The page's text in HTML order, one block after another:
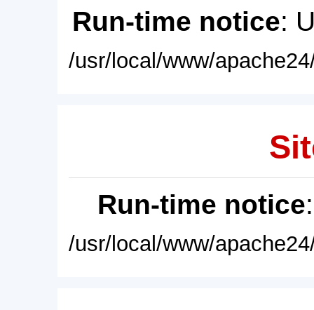
Run-time notice:
/usr/local/www/
Run-time notice
/usr/local/www/